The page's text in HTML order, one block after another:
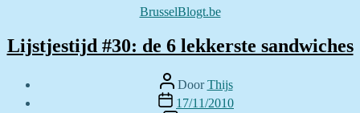
Categorieën
BrusselBlogt.be
Lijstjestijd #30: de 6 lekkerste sandwiches
Berichtauteur
DoorThijs
Berichtdatum
17/11/2010